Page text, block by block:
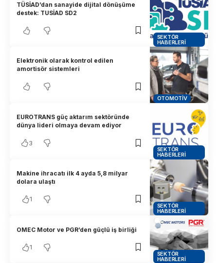
SEKTÖR
HABERLERI
TÜSİAD’dan sanayide dijital dönüşüme
destek: TUSİAD SD2
OTOMOTIV
Elektronik olarak kontrol edilen
amortisör sistemleri
SEKTÖR
HABERLERI
EUROTRANS güç aktarım sektöründe
dünya lideri olmaya devam ediyor
3
SEKTÖR
HABERLERI
Makine ihracatı ilk 4 ayda 5,8 milyar
dolara ulaştı
1
SEKTÖR
HABERLERI
OMEC Motor ve PGR’den güçlü iş birliği
1